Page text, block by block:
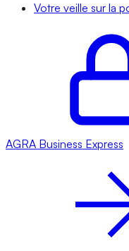
Votre veille sur la
AGRA Business Express